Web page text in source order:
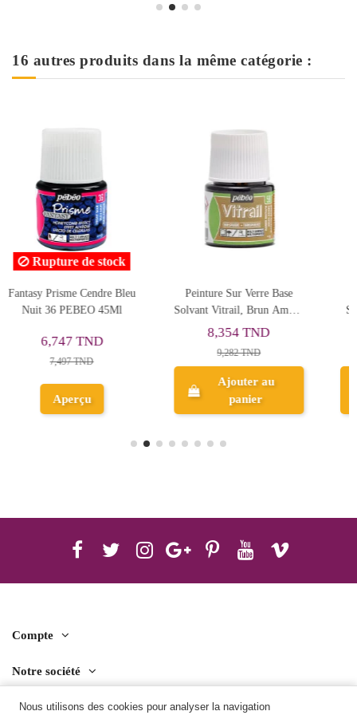
Nous utilisons des cookies pour analyser la navigation
16 autres produits dans la même catégorie :
Ambre
Peinture Sur Verre Base
Solvant Vitrail, Rose Vif -
Fantasy Prisme
18 PEBEO 45Ml
Compte
Notre société
Contact us